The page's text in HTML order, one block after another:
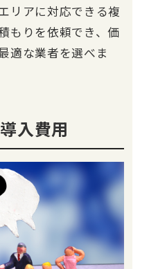
リアに対応できる複
もりを依頼でき、価
適な業者を選べま
入費用